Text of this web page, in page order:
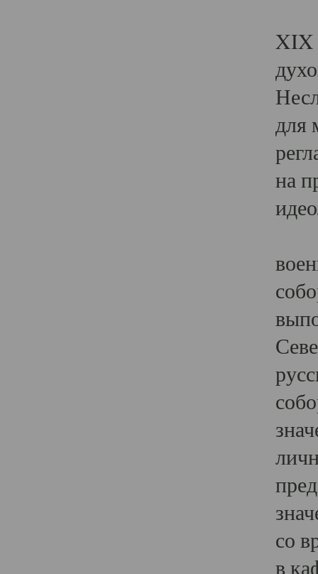
XIX
для
на
со
в